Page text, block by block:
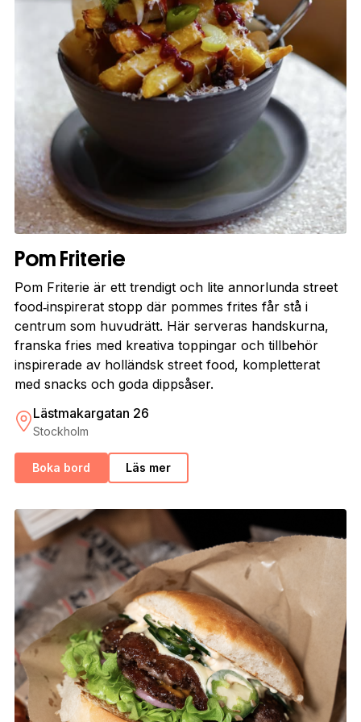
Pom Friterie
Pom Friterie är ett trendigt och lite annorlunda street
food‑inspirerat stopp där pommes frites får stå i
centrum som huvudrätt. Här serveras handskurna,
franska fries med kreativa toppingar och tillbehör
inspirerade av holländsk street food, kompletterat
med snacks och goda dippsåser.
Lästmakargatan 26
Stockholm
Boka bord Läs mer